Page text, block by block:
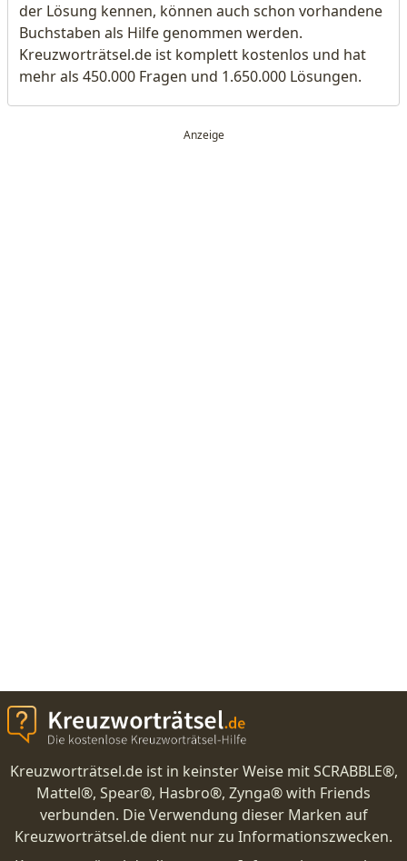
der Lösung kennen, können auch schon vorhandene
Buchstaben als Hilfe genommen werden.
Kreuzworträtsel.de ist komplett kostenlos und hat
mehr als 450.000 Fragen und 1.650.000 Lösungen.
Kreuzworträtsel.de ist in keinster Weise mit SCRABBLE®,
Mattel®, Spear®, Hasbro®, Zynga® with Friends
verbunden. Die Verwendung dieser Marken auf
Kreuzworträtsel.de dient nur zu Informationszwecken.